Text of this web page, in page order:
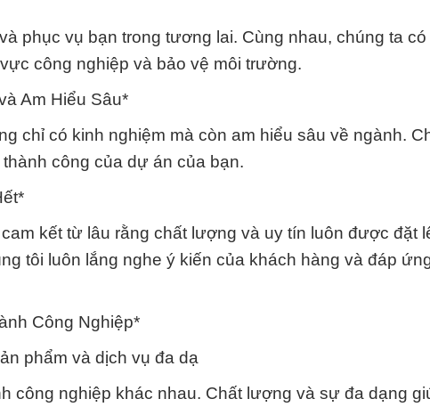
phục vụ bạn trong tương lai. Cùng nhau, chúng ta
công nghiệp và bảo vệ môi trường.
Am Hiểu Sâu*
chỉ có kinh nghiệm mà còn am hiểu sâu về ngành.
công của dự án của bạn.
kết từ lâu rằng chất lượng và uy tín luôn được đặt
tôi luôn lắng nghe ý kiến của khách hàng và đáp
Công Nghiệp*
phẩm và dịch vụ đa dạ
công nghiệp khác nhau. Chất lượng và sự đa dạng